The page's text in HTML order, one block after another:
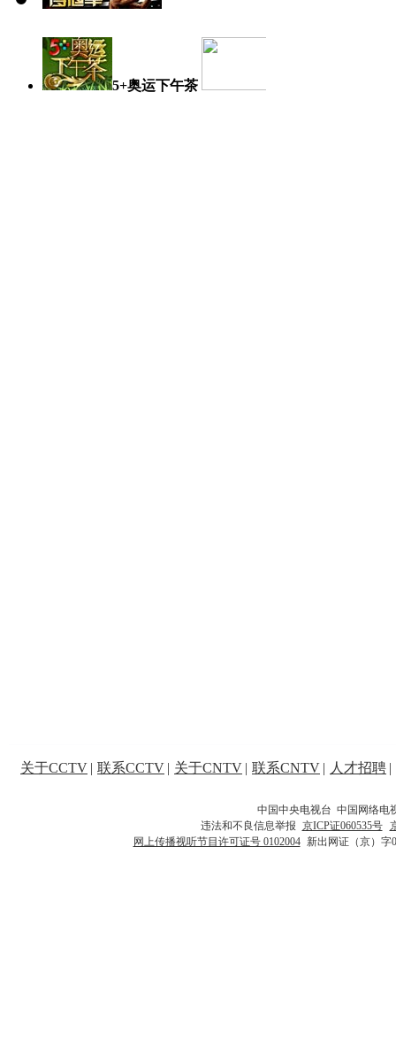
5+奥运下午茶
关于CCTV | 联系CCTV | 关于CNTV | 联系CNTV | 人才招聘 |
中国中央电视台 中国网络电
违法和不良信息举报 京ICP证060535号
网上传播视听节目许可证号 0102004 新出网证（京）